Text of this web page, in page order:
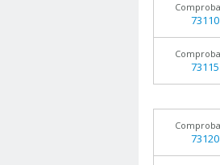
73110
73115
73120